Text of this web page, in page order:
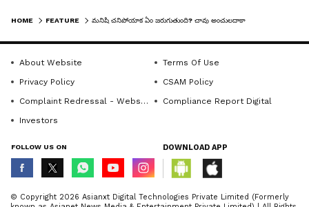
consciousness) అనే సిద్ధాంతానికి బలం చేకూరుస్తోంది.
చాలామంది పేషెంట్లు ఇలాంటి అనుభవాల తర్వాత
ఎవరితోనూ పంచుకోలేక మానసిక ఒత్తిడికి గురవుతున్నారు.
HOME FEATURE
About Website
Terms Of Use
Privacy Policy
CSAM Policy
Complaint Redressal - Website
Compliance Report Digital
Investors
FOLLOW US ON DOWNLOAD APP
© Copyright 2026 Asianxt Digital Technologies Private Limited (Formerly